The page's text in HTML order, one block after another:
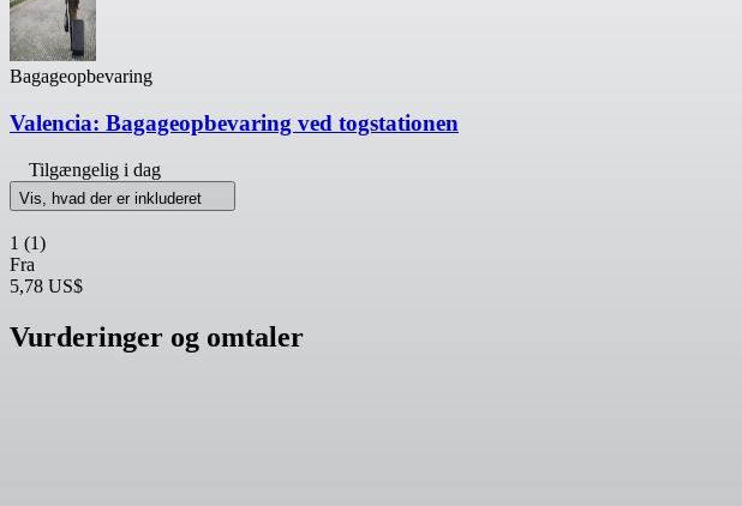
Bagageopbevaring
Valencia: Bagageopbevaring ved togstationen
Tilgængelig i dag
Vis, hvad der er inkluderet
1 (1)
Fra
5,78 US$
Vurderinger og omtaler